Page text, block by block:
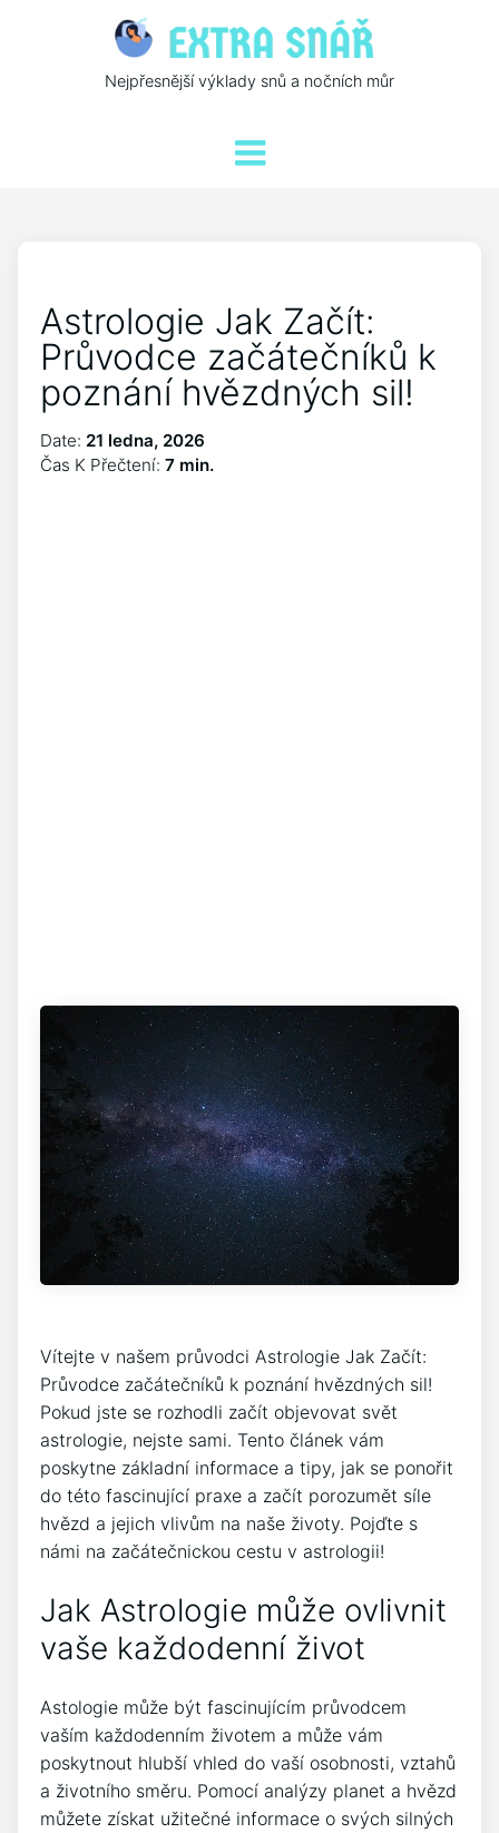
Nejpřesnější výklady snů a nočních můr
Astrologie Jak Začít:
Průvodce začátečníků k
poznání hvězdných sil!
Date: 21 ledna, 2026
Čas K Přečtení: 7 min.
Vítejte v našem průvodci Astrologie Jak Začít:
Průvodce začátečníků k poznání hvězdných sil!
Pokud jste se rozhodli začít objevovat svět
astrologie, nejste sami. Tento článek vám
poskytne základní informace a tipy, jak se ponořit
do této fascinující praxe a začít porozumět síle
hvězd a jejich vlivům na naše životy. Pojďte s
námi na začátečnickou cestu v astrologii!
Jak Astrologie může ovlivnit
vaše každodenní život
Astologie může být fascinujícím průvodcem
vaším každodenním životem a může vám
poskytnout hlubší vhled do vaší osobnosti, vztahů
a životního směru. Pomocí analýzy planet a hvězd
můžete získat užitečné informace o svých silných